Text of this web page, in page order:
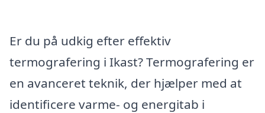
Er du på udkig efter effektiv
termografering i Ikast? Termografering er
en avanceret teknik, der hjælper med at
identificere varme- og energitab i